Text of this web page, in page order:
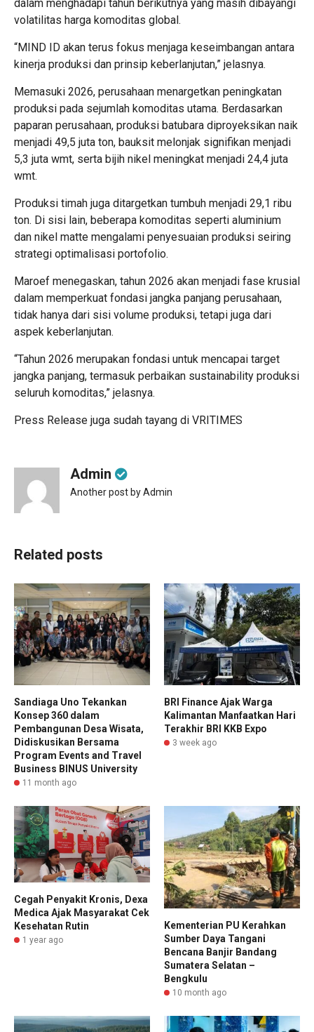
dalam menghadapi tahun berikutnya yang masih dibayangi
volatilitas harga komoditas global.
“MIND ID akan terus fokus menjaga keseimbangan antara
kinerja produksi dan prinsip keberlanjutan,” jelasnya.
Memasuki 2026, perusahaan menargetkan peningkatan
produksi pada sejumlah komoditas utama. Berdasarkan
paparan perusahaan, produksi batubara diproyeksikan naik
menjadi 49,5 juta ton, bauksit melonjak signifikan menjadi
5,3 juta wmt, serta bijih nikel meningkat menjadi 24,4 juta
wmt.
Produksi timah juga ditargetkan tumbuh menjadi 29,1 ribu
ton. Di sisi lain, beberapa komoditas seperti aluminium
dan nikel matte mengalami penyesuaian produksi seiring
strategi optimalisasi portofolio.
Maroef menegaskan, tahun 2026 akan menjadi fase krusial
dalam memperkuat fondasi jangka panjang perusahaan,
tidak hanya dari sisi volume produksi, tetapi juga dari
aspek keberlanjutan.
“Tahun 2026 merupakan fondasi untuk mencapai target
jangka panjang, termasuk perbaikan sustainability produksi
seluruh komoditas,” jelasnya.
Press Release juga sudah tayang di VRITIMES
Admin
Another post by Admin
Related posts
Sandiaga Uno Tekankan
Konsep 360 dalam
Pembangunan Desa Wisata,
Didiskusikan Bersama
Program Events and Travel
Business BINUS University
11 month ago
BRI Finance Ajak Warga
Kalimantan Manfaatkan Hari
Terakhir BRI KKB Expo
3 week ago
Cegah Penyakit Kronis, Dexa
Medica Ajak Masyarakat Cek
Kesehatan Rutin
1 year ago
Kementerian PU Kerahkan
Sumber Daya Tangani
Bencana Banjir Bandang
Sumatera Selatan –
Bengkulu
10 month ago